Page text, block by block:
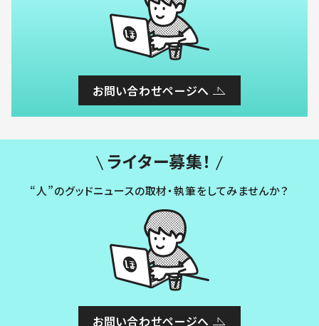
お問い合わせページへ
ライター募集！
“人”のグッドニュースの取材・執筆をしてみませんか？
お問い合わせページへ